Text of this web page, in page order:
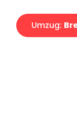
Umzug: